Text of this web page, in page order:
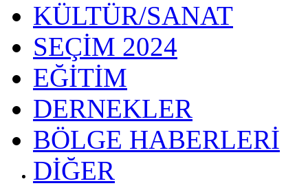
KÜLTÜR/SANAT
SEÇİM 2024
EĞİTİM
DERNEKLER
BÖLGE HABERLERİ
DİĞER